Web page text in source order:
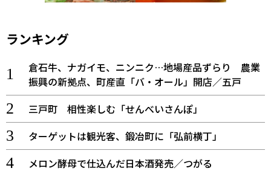
ランキング
倉石牛、ナガイモ、ニンニク…地場産品ずらり 農業
振興の新拠点、町産直「バ・オール」開店／五戸
三戸町 相性楽しむ「せんべいさんぽ」
ターゲットは観光客、鍛冶町に「弘前横丁」
メロン酵母で仕込んだ日本酒発売／つがる